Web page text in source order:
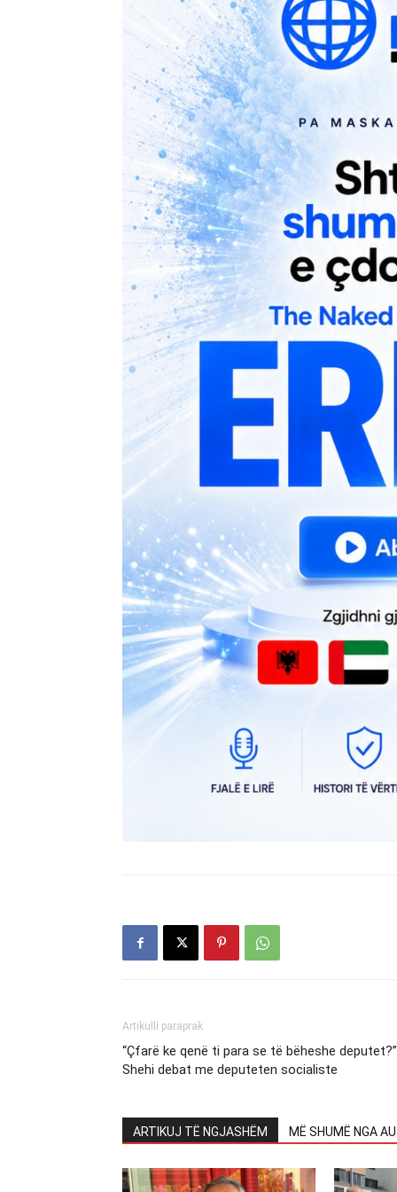
Artikulli paraprak
“Çfarë ke qenë ti para se të bëheshe deputet?”
Shehi debat me deputeten socialiste
ARTIKUJ TË NGJASHËM MË SHUMË NGA